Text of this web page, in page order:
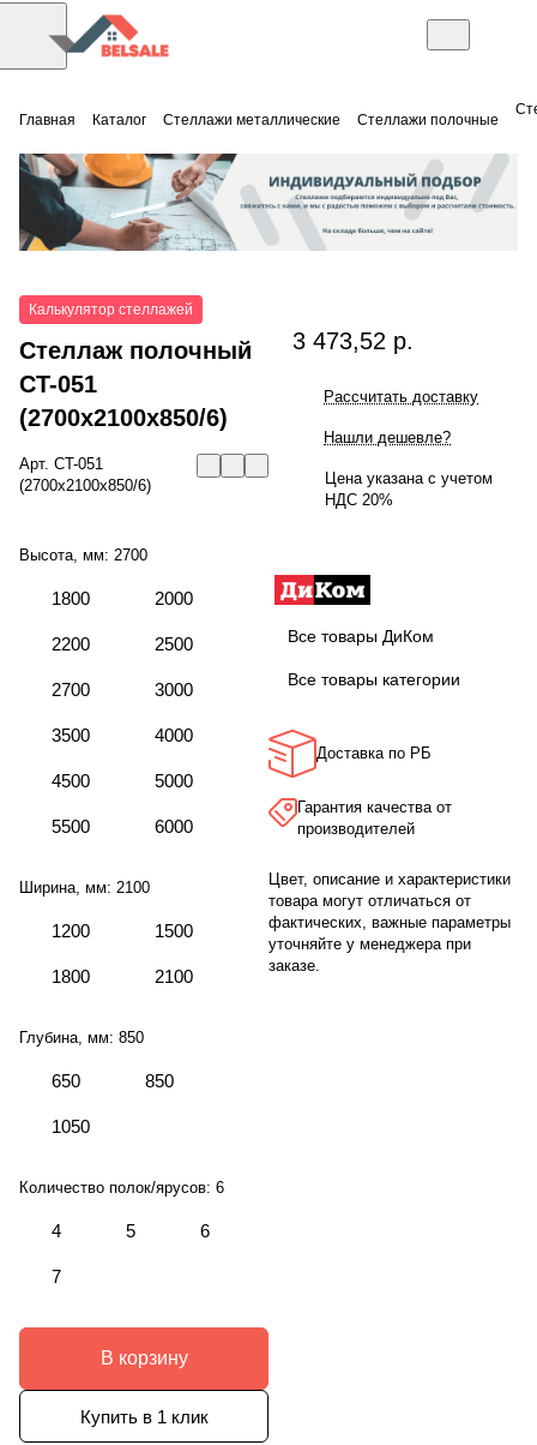
Главная Каталог Стеллажи металлические Стеллажи полочные
Калькулятор стеллажей
Стеллаж полочный
СT-051
(2700x2100x850/6)
Арт. СT-051
(2700x2100x850/6)
Высота, мм: 2700
1800 2000
2200 2500
2700 3000
3500 4000
4500 5000
5500 6000
Ширина, мм: 2100
1200 1500
1800 2100
Глубина, мм: 850
650 850
1050
Количество полок/ярусов: 6
4 5 6
7
В корзину
Купить в 1 клик
3 473,52 р.
Рассчитать доставку
Нашли дешевле?
Цена указана с учетом
НДС 20%
Все товары ДиКом
Все товары категории
Доставка по РБ
Гарантия качества от
производителей
Цвет, описание и характеристики
товара могут отличаться от
фактических, важные параметры
уточняйте у менеджера при
заказе.